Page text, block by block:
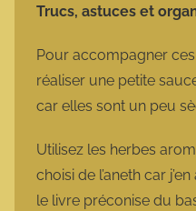
Trucs, astuces et
Pour accompagner
réaliser une petite
car elles sont un peu
Utilisez les herbes
choisi de l’aneth car
le livre préconise du